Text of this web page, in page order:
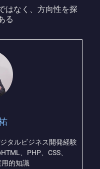
はなく、方向性を探
る
タルビジネス開発経験
、PHP、CSS、
的知識